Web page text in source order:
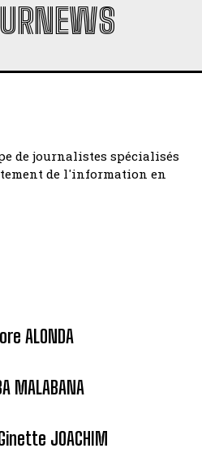
de journalistes spécialisés
de l'information en
ALONDA
MALABANA
JOACHIM